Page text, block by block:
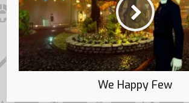
We Happy Few